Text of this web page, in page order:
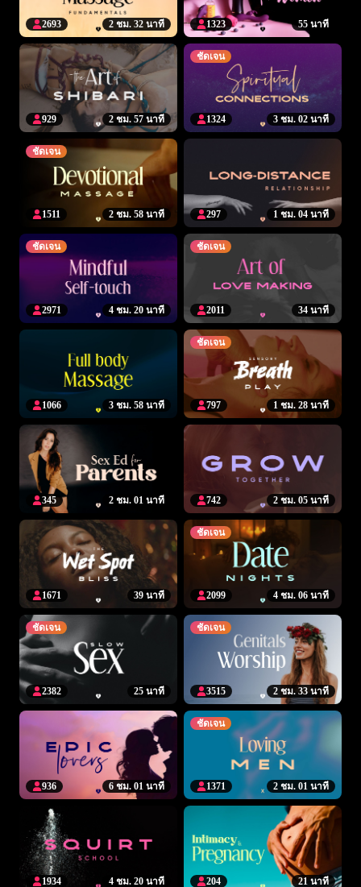
2 ชม. 32 นาที
2693 55 นาที
1323
2 ชม. 57 นาที
929
ชัดเจน
3 ชม. 02 นาที
1324
ชัดเจน
2 ชม. 58 นาที
1511 1 ชม. 04 นาที
297
ชัดเจน
4 ชม. 20 นาที
2971
ชัดเจน
34 นาที
2011
3 ชม. 58 นาที
1066
ชัดเจน
1 ชม. 28 นาที
797
2 ชม. 01 นาที
345 2 ชม. 05 นาที
742
39 นาที
1671
ชัดเจน
4 ชม. 06 นาที
2099
ชัดเจน
25 นาที
2382
ชัดเจน
2 ชม. 33 นาที
3515
6 ชม. 01 นาที
936
ชัดเจน
2 ชม. 01 นาที
1371
4 ชม. 20 นาที
1934 21 นาที
204